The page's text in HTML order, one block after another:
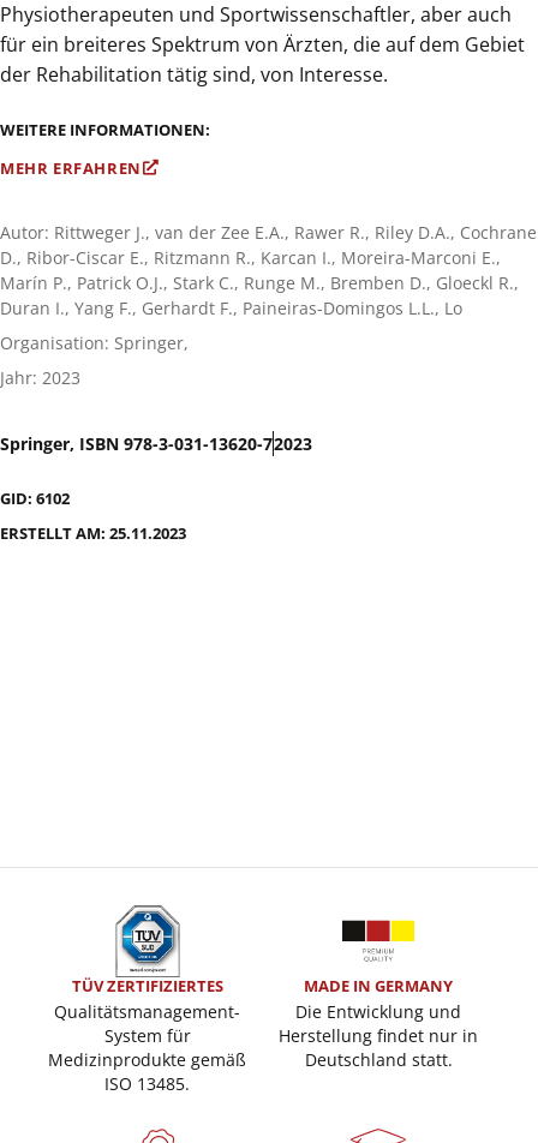
Physiotherapeuten und Sportwissenschaftler, aber auch
für ein breiteres Spektrum von Ärzten, die auf dem Gebiet
der Rehabilitation tätig sind, von Interesse.
WEITERE INFORMATIONEN:
MEHR ERFAHREN
Autor: Rittweger J., van der Zee E.A., Rawer R., Riley D.A., Cochrane
D., Ribor-Ciscar E., Ritzmann R., Karcan I., Moreira-Marconi E.,
Marín P., Patrick O.J., Stark C., Runge M., Bremben D., Gloeckl R.,
Duran I., Yang F., Gerhardt F., Paineiras-Domingos L.L., Lo
Organisation: Springer,
Jahr: 2023
Springer, ISBN 978-3-031-13620-72023
GID: 6102
ERSTELLT AM: 25.11.2023
TÜV ZERTIFIZIERTES
Qualitätsmanagement-
System für
Medizinprodukte gemäß
ISO 13485.
MADE IN GERMANY
Die Entwicklung und
Herstellung findet nur in
Deutschland statt.